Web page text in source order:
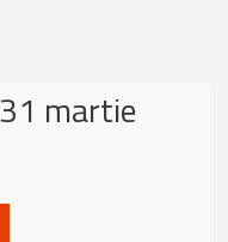
martie